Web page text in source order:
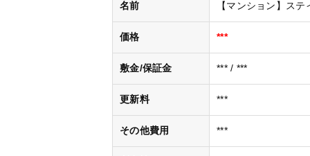
名前 【マンション】ス
価格 ***
敷金/保証金 *** / ***
更新料 ***
その他費用 ***